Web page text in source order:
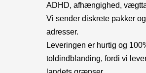
ADHD, afhængighed,
Vi sender diskrete pakker
adresser.
Leveringen er hurtig og
toldindblanding, fordi vi